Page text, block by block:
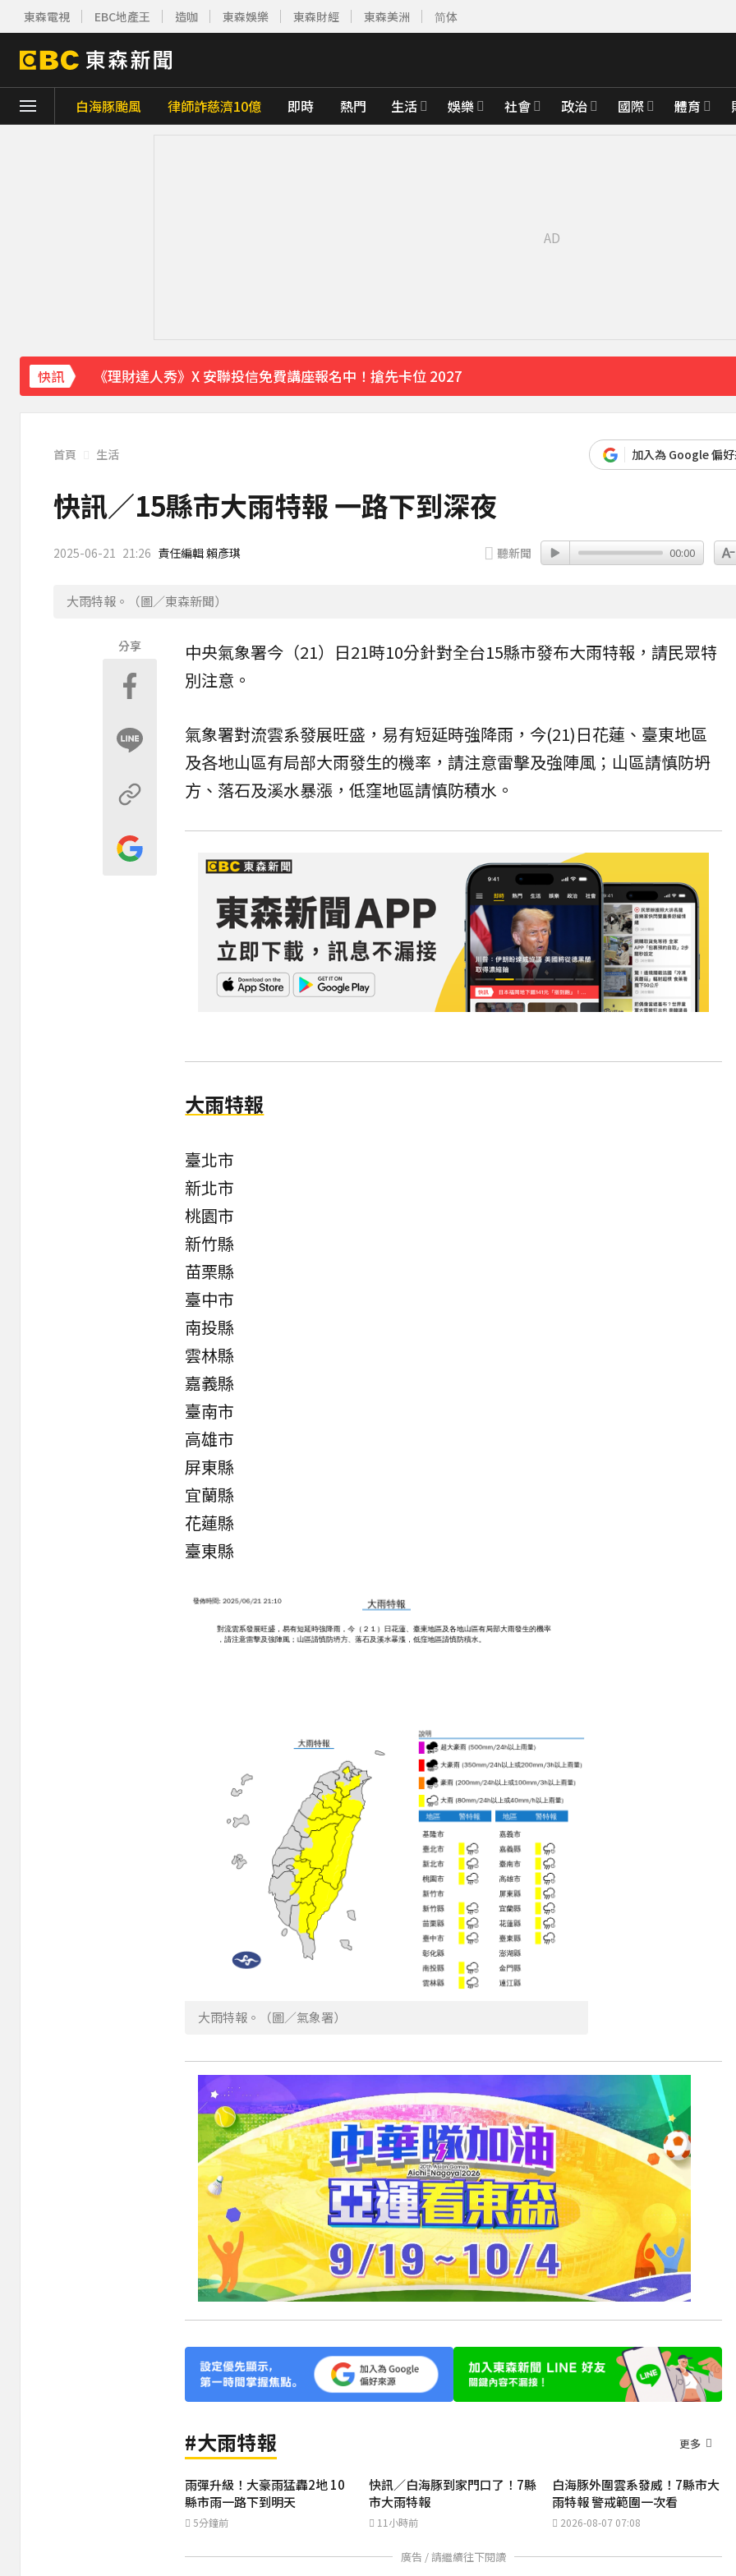
東森電視 EBC地產王 造咖 東森娛樂 東森財經 東森美洲 简体
白海豚颱風 律師詐慈濟10億 即時 熱門 生活 娛樂 社會 政治 國際 體育
快訊
《理財達人秀》X 安聯投信免費講座報名中！搶先卡位 2027
首頁 生活 加入為 Google 偏
快訊／15縣市大雨特報 一路下到深夜
2025-06-21 21:26 責任編輯 賴彥琪 聽新聞 00:00
大雨特報。（圖／東森新聞）
分享 中央氣象署今（21）日21時10分針對全台15縣市發布大雨特報 ，請民眾特
別注意。
氣象署對流雲系發展旺盛，易有短延時強降雨，今(21)日花蓮、臺東地區
及各地山區有局部大雨發生的機率，請注意雷擊及強陣風 ；山區請慎防坍
方、落石及溪水暴漲，低窪地區請慎防積水。
大雨特報
臺北市
新北市
桃園市
新竹縣
苗栗縣
臺中市
南投縣
雲林縣
嘉義縣
臺南市
高雄市
屏東縣
宜蘭縣
花蓮縣
臺東縣
大雨特報。（圖／氣象署）
#大雨特報 更多
雨彈升級！大豪雨猛轟2地 10
縣市雨一路下到明天
5分鐘前
快訊／白海豚到家門口了！7縣
市大雨特報
11小時前
白海豚外圍雲系發威！7縣市大
雨特報 警戒範圍一次看
2026-08-07 07:08
廣告 / 請繼續往下閱讀